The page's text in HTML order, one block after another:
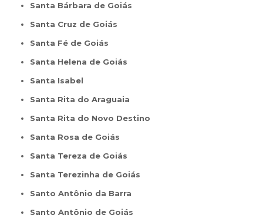
Santa Bárbara de Goiás
Santa Cruz de Goiás
Santa Fé de Goiás
Santa Helena de Goiás
Santa Isabel
Santa Rita do Araguaia
Santa Rita do Novo Destino
Santa Rosa de Goiás
Santa Tereza de Goiás
Santa Terezinha de Goiás
Santo Antônio da Barra
Santo Antônio de Goiás